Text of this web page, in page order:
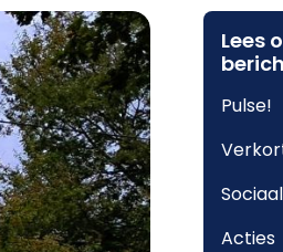
Lees
Pulse!
Acties